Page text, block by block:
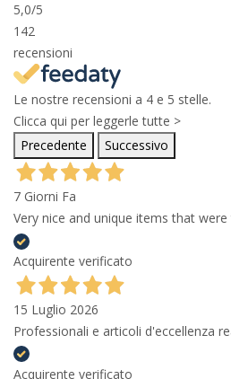
5,0/5
142
recensioni
Le nostre recensioni a 4 e 5 stelle.
Clicca qui per leggerle tutte >
Precedente
Successivo
7 Giorni Fa
Very nice and unique items that
Acquirente verificato
15 Luglio 2026
Professionali e articoli d'eccellenza
Acquirente verificato